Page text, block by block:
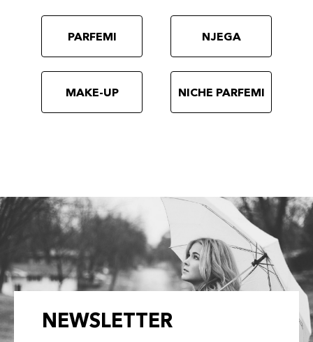
PARFEMI NJEGA
MAKE-UP NICHE PARFEMI
NEWSLETTER